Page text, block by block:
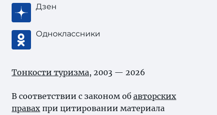
Дзен
Одноклассники
Тонкости туризма, 2003 — 2026
В соответствии с законом об авторских
правах при цитировании материала